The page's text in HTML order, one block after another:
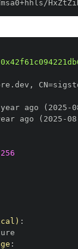
,
ago (2025 -
ago (2025 -08
256
:
: